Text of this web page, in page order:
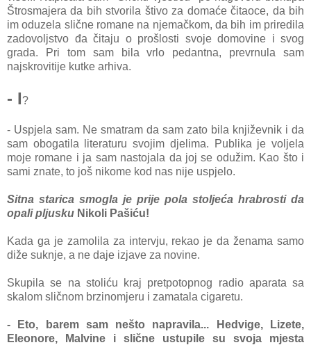
Štrosmajera da bih stvorila štivo za domaće čitaoce, da bih
im oduzela slične romane na njemačkom, da bih im priredila
zadovoljstvo đa čitaju o prošlosti svoje domovine i svog
grada. Pri tom sam bila vrlo pedantna, prevrnula sam
najskrovitije kutke arhiva.
- I?
- Uspjela sam. Ne smatram da sam zato bila književnik i da
sam obogatila literaturu svojim djelima. Publika je voljela
moje romane i ja sam nastojala da joj se odužim. Kao što i
sami znate, to još nikome kod nas nije uspjelo.
Sitna starica smogla je prije pola stoljeća hrabrosti da
opali pljusku Nikoli Pašiću!
Kada ga je zamolila za intervju, rekao je da ženama samo
diže suknje, a ne daje izjave za novine.
Skupila se na stoliću kraj pretpotopnog radio aparata sa
skalom sličnom brzinomjeru i zamatala cigaretu.
- Eto, barem sam nešto napravila... Hedvige, Lizete,
Eleonore, Malvine i slične ustupile su svoja mjesta